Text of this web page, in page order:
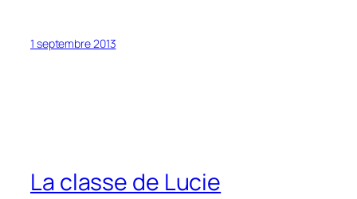
1 septembre 2013
La classe de Lucie